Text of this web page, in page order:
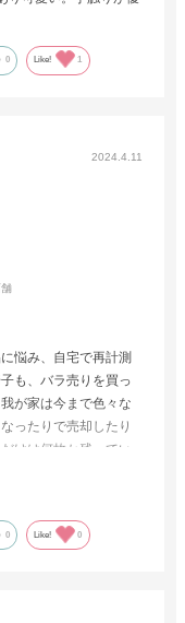
0 Like! 1
2024.4.11
悩み、自宅で再計測
も、バラ売りを買っ
が家は今まで色々な
ったりで売却したり
けは何故か残ってい
、私にとってはNo.1
0 Like! 0